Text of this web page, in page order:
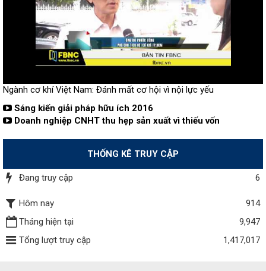
Ngành cơ khí Việt Nam: Đánh mất cơ hội vì nội lực yếu
Sáng kiến giải pháp hữu ích 2016
Doanh nghiệp CNHT thu hẹp sản xuất vì thiếu vốn
THỐNG KÊ TRUY CẬP
Đang truy cập 6
Hôm nay
914
Tháng hiện tại
9,947
Tổng lượt truy cập
1,417,017